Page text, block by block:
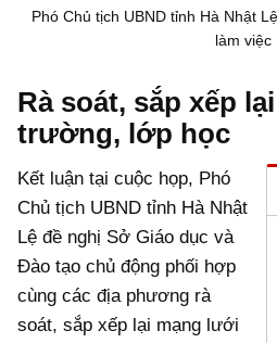
Phó Chủ tịch UBND tỉnh Hà Nhật
làm việc
Rà soát, sắp xếp
trường, lớp học
Kết luận tại cuộc họp, Phó
Chủ tịch UBND tỉnh Hà Nhật
Lệ đề nghị Sở Giáo dục và
Đào tạo chủ động phối hợp
cùng các địa phương rà
soát, sắp xếp lại mạng lưới